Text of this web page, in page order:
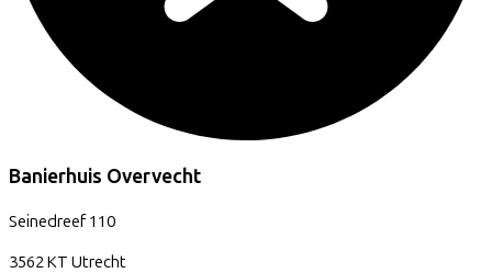
Banierhuis Overvecht
Seinedreef 110
3562 KT Utrecht